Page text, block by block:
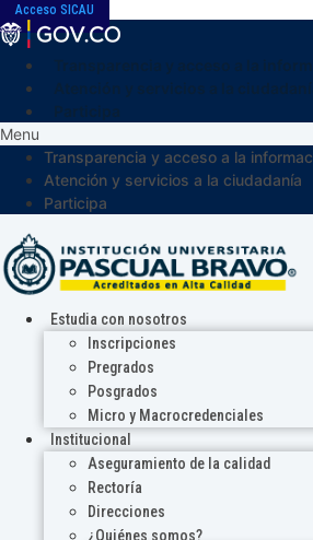
Acceso SICAU
Menu
Transparencia y acceso a la
Atención y servicios a la ciudadanía
Participa
Estudia con nosotros
Inscripciones
Pregrados
Posgrados
Micro y Macrocredenciales
Institucional
Aseguramiento de la calidad
Rectoría
Direcciones
¿Quiénes somos?